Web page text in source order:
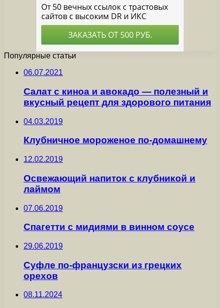
Популярные статьи
06.07.2021
Салат с киноа и авокадо — полезный и
вкусный рецепт для здорового питания
04.03.2019
Клубничное мороженое по-домашнему
12.02.2019
Освежающий напиток с клубникой и
лаймом
07.06.2019
Спагетти с мидиями в винном соусе
29.06.2019
Суфле по-французски из грецких
орехов
08.11.2024